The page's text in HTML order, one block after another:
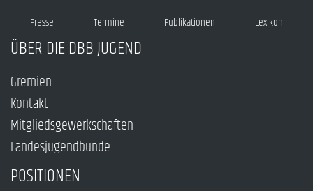
Presse Termine Publikationen Lexikon
ÜBER DIE DBB JUGEND
Gremien
Kontakt
Mitgliedsgewerkschaften
Landesjugendbünde
POSITIONEN